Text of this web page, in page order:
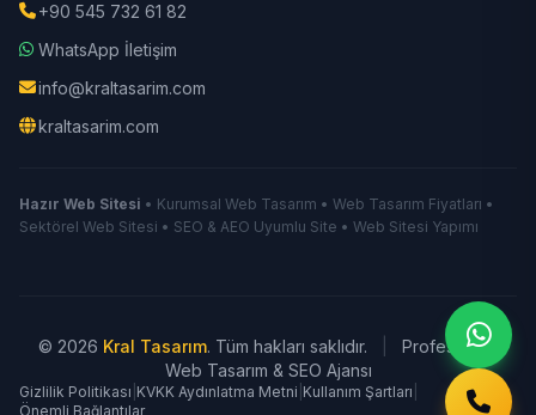
+90 545 732 61 82
WhatsApp İletişim
info@kraltasarim.com
kraltasarim.com
Hazır Web Sitesi • Kurumsal Web Tasarım • Web Tasarım Fiyatları •
Sektörel Web Sitesi • SEO & AEO Uyumlu Site • Web Sitesi Yapımı
© 2026 Kral Tasarım. Tüm hakları saklıdır.
Profesyonel
Web Tasarım & SEO Ajansı
Gizlilik Politikası KVKK Aydınlatma Metni Kullanım Şartları
Önemli Bağlantılar